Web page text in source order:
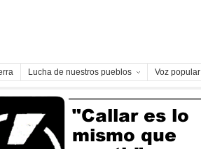
Lucha de nuestros pueblos Voz popular